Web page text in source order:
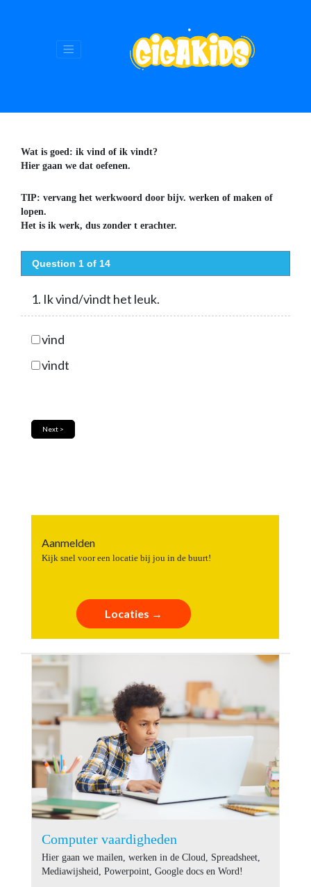
Wat is goed: ik vind of ik vindt?
Hier gaan we dat oefenen.
TIP: vervang het werkwoord door bijv. werken of maken of
lopen.
Het is ik werk, dus zonder t erachter.
Question 1 of 14
1. Ik vind/vindt het leuk.
vind
vindt
Aanmelden
Kijk snel voor een locatie bij jou in de buurt!
Locaties →
Computer vaardigheden
Hier gaan we mailen, werken in de Cloud, Spreadsheet,
Mediawijsheid, Powerpoint, Google docs en Word!